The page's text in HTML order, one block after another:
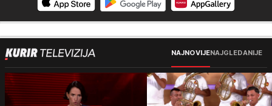
NAJNOVIJENAJGLEDANIJE